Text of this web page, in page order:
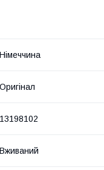
Німеччина
Оригінал
13198102
Вживаний